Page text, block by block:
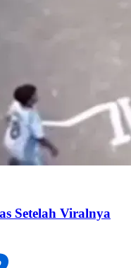
Setelah Viralnya